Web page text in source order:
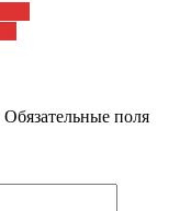
Обязательные поля